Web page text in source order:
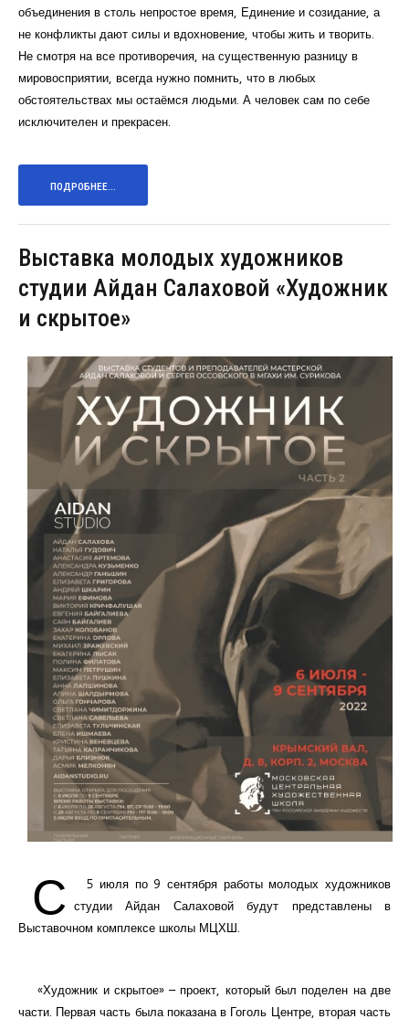
объединения в столь непростое время, Единение и созидание, а
не конфликты дают силы и вдохновение, чтобы жить и творить.
Не смотря на все противоречия, на существенную разницу в
мировосприятии, всегда нужно помнить, что в любых
обстоятельствах мы остаёмся людьми. А человек сам по себе
исключителен и прекрасен.
ПОДРОБНЕЕ...
Выставка молодых художников
студии Айдан Салаховой «Художник
и скрытое»
С
5 июля по 9 сентября работы молодых художников
студии Айдан Салаховой будут представлены в
Выставочном комплексе школы МЦХШ.
«Художник и скрытое» – проект, который был поделен на две
части. Первая часть была показана в Гоголь Центре, вторая часть